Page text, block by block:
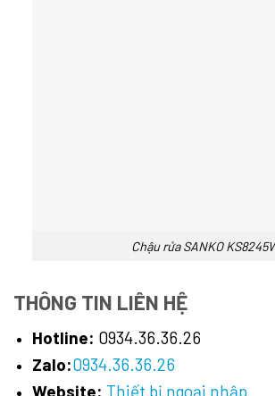
Chậu rửa SANKO
THÔNG TIN LIÊN HỆ
Hotline: 0934.36.36.26
Zalo:0934.36.36.26
Website: Thiết bị ngoại nhập